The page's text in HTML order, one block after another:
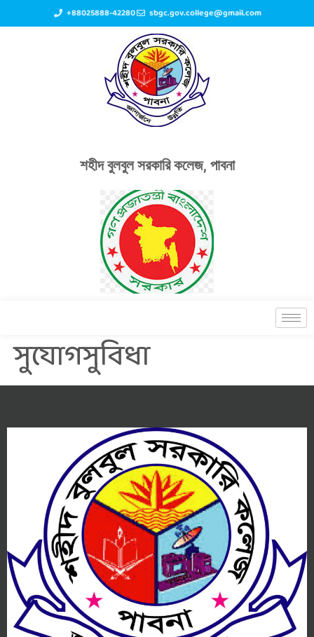
+88025888-42280 sbgc.gov.college@gmail.com
শহীদ বুলবুল সরকারি কলেজ, পাবনা
সুযোগসুবিধা